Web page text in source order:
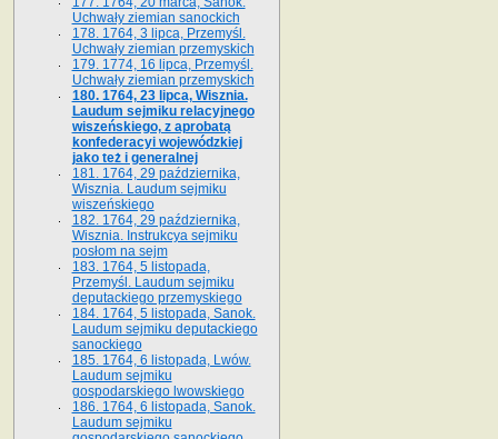
Uchwały ziemian sanockich
178. 1764, 3 lipca, Przemyśl.
Uchwały ziemian przemyskich
179. 1774, 16 lipca, Przemyśl.
Uchwały ziemian przemyskich
180. 1764, 23 lipca, Wisznia.
Laudum sejmiku relacyjnego
wiszeńskiego, z aprobatą
konfederacyi wojewódzkiej
jako też i generalnej
181. 1764, 29 października,
Wisznia. Laudum sejmiku
wiszeńskiego
182. 1764, 29 października,
Wisznia. Instrukcya sejmiku
posłom na sejm
183. 1764, 5 listopada,
Przemyśl. Laudum sejmiku
deputackiego przemyskiego
184. 1764, 5 listopada, Sanok.
Laudum sejmiku deputackiego
sanockiego
185. 1764, 6 listopada, Lwów.
Laudum sejmiku
gospodarskiego lwowskiego
186. 1764, 6 listopada, Sanok.
Laudum sejmiku